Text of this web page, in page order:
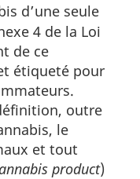
d’une seule
4 de la Loi
de ce
étiqueté pour
outre
le
et tout
product)